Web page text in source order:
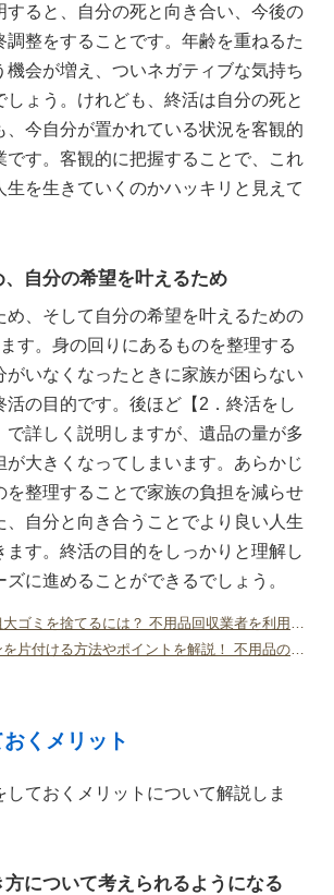
すると、自分の死と向き合い、今後の
調整をすることです。年齢を重ねるた
機会が増え、ついネガティブな気持ち
しょう。けれども、終活は自分の死と
、今自分が置かれている状況を客観的
です。客観的に把握することで、これ
生を生きていくのかハッキリと見えて
、自分の希望を叶えるため
め、そして自分の希望を叶えるための
す。身の回りにあるものを整理する
がいなくなったときに家族が困らない
活の目的です。後ほど【2．終活をし
で詳しく説明しますが、遺品の量が多
が大きくなってしまいます。あらかじ
を整理することで家族の負担を減らせ
、自分と向き合うことでより良い人生
ます。終活の目的をしっかりと理解し
に進めることができるでしょう。
豊川市で粗大ゴミを捨てるには？ 不用品回収業者を利用する方法も！
マンションを片付ける方法やポイントを解説！ 不用品の処分方法も
くメリット
しておくメリットについて解説しま
について考えられるようになる